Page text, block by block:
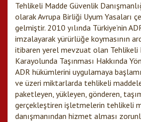
Tehlikeli Madde Güvenlik
olarak Avrupa Birliği Uyum Yasaları
gelmiştir. 2010 yılında Türkiye’nin
imzalayarak yürürlüğe koymasının
itibaren yerel mevzuat olan Tehlikeli
Karayolunda Taşınması Hakkında
ADR hükümlerini uygulamaya
ve üzeri miktarlarda tehlikeli
paketleyen, yükleyen, gönderen,
gerçekleştiren işletmelerin tehlikeli
danışmanından hizmet alması